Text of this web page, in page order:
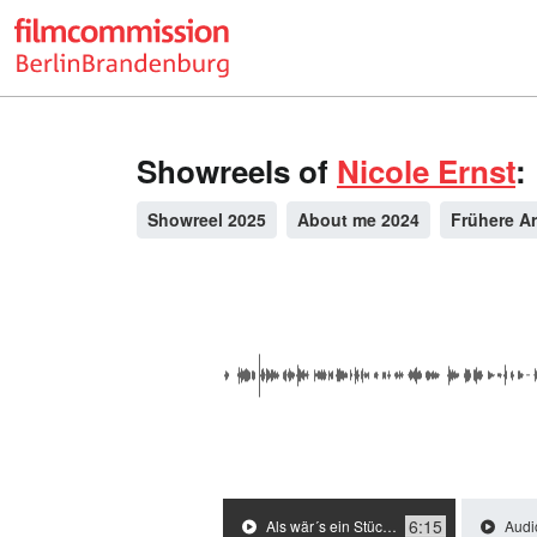
Showreels of Nicole Ernst:
Showreel 2025 About me 2024 Frühere
Als wär´s ein Stück von mir (Erika Pluhar) / 2005 / R: Mareike Maage 6:15 Audio Guide